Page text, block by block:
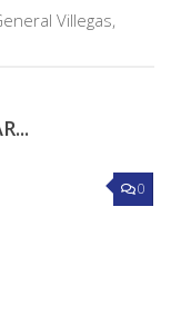
Villegas,
0